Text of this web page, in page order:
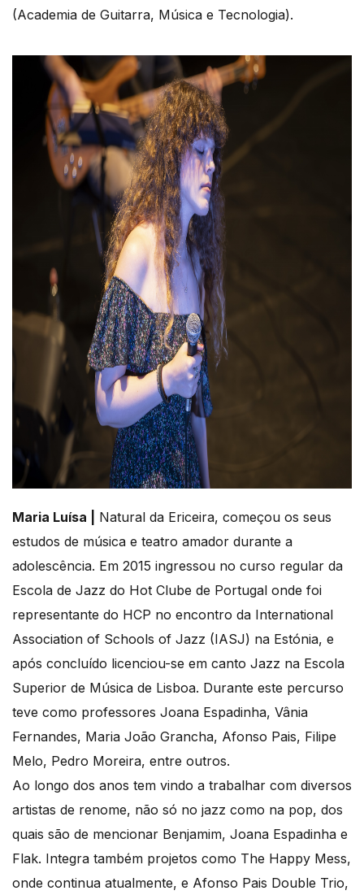
(Academia de Guitarra, Música e Tecnologia).
Maria Luísa |
Natural da Ericeira, começou os seus
estudos de música e teatro amador durante a
adolescência. Em 2015 ingressou no curso regular da
Escola de Jazz do Hot Clube de Portugal onde foi
representante do HCP no encontro da International
Association of Schools of Jazz (IASJ) na Estónia, e
após concluído licenciou-se em canto Jazz na Escola
Superior de Música de Lisboa. Durante este percurso
teve como professores Joana Espadinha, Vânia
Fernandes, Maria João Grancha, Afonso Pais, Filipe
Melo, Pedro Moreira, entre outros.
Ao longo dos anos tem vindo a trabalhar com diversos
artistas de renome, não só no jazz como na pop, dos
quais são de mencionar Benjamim, Joana Espadinha e
Flak. Integra também projetos como The Happy Mess,
onde continua atualmente, e Afonso Pais Double Trio,